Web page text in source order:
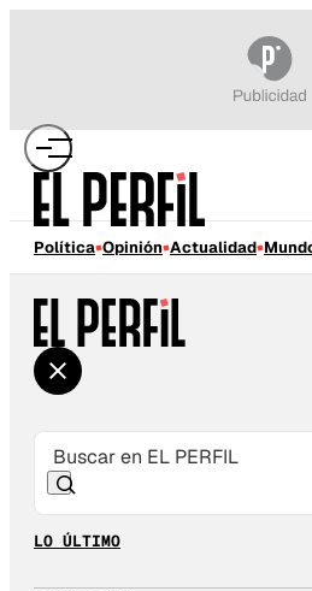
Política Opinión Actualidad
LO ÚLTIMO